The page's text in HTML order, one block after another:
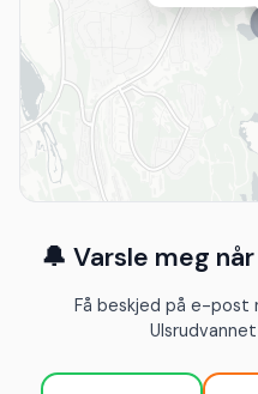
🔔 Varsle meg
Få beskjed på e-post